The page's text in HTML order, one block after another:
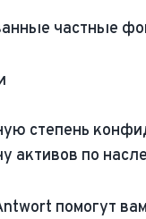
частные
степень
активов по
помогут